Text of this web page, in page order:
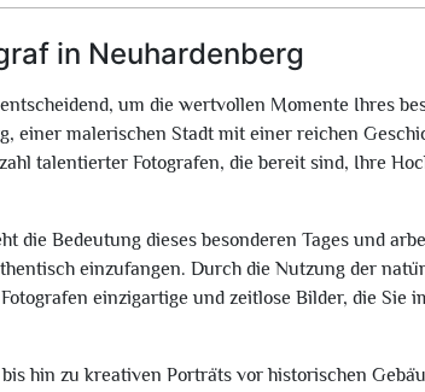
in Neuhardenberg
um die wertvollen Momente Ihres
einer malerischen Stadt mit einer reichen
talentierter Fotografen, die bereit sind, Ihre
die Bedeutung dieses besonderen Tages und
einzufangen. Durch die Nutzung der
einzigartige und zeitlose Bilder, die Sie
hin zu kreativen Porträts vor historischen